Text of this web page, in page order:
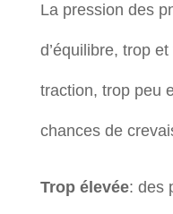
La pression des
d’équilibre, trop
traction, trop peu
chances de
Trop élevée: des